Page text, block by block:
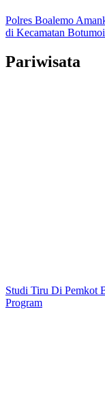
Polres Boalemo
di Kecamatan
Pariwisata
Studi Tiru Di Pemkot
Program